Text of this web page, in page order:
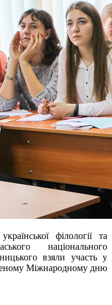
філології та
національного
взяли участь у
Міжнародному дню